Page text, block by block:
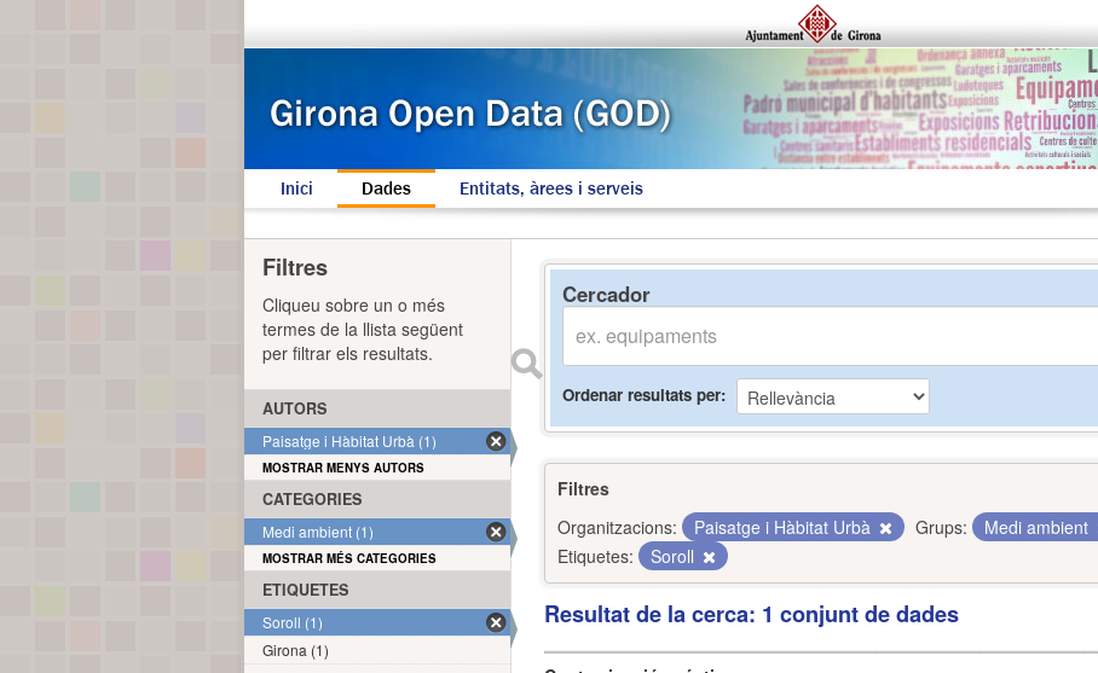
Inici Dades Entitats, àrees i serveis
Cercador
Ordenar resultats per
Filtres
Organitzacions:
Paisatge i Hàbitat Urbà Grups: Medi ambient
Etiquetes:
Soroll
Resultat de la cerca: 1 conjunt de dades
Filtres
Cliqueu sobre un o més
termes de la llista següent
per filtrar els resultats.
AUTORS
Paisatge i Hàbitat Urbà (1)
MOSTRAR MENYS AUTORS
CATEGORIES
Medi ambient (1)
MOSTRAR MÉS CATEGORIES
ETIQUETES
Soroll (1)
Girona (1)